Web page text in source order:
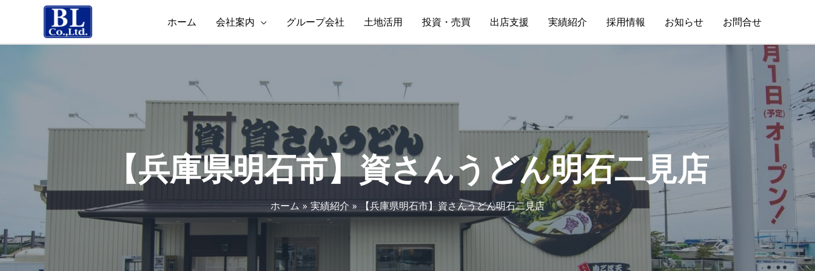
ホーム 会社案内 グループ会社 土地活用 投資・売買 出店支援 実績紹介 採用情報 お知らせ お問合せ
【兵庫県明石市】資さんうどん明石二見店
ホーム 実績紹介 【兵庫県明石市】資さんうどん明石二見店